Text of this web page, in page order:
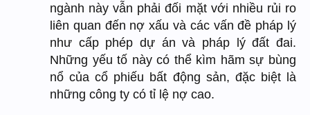
ngành này vẫn phải đối mặt với nhiều rủi ro
liên quan đến nợ xấu và các vấn đề pháp lý
như cấp phép dự án và pháp lý đất đai.
Những yếu tố này có thể kìm hãm sự bùng
nổ của cổ phiếu bất động sản, đặc biệt là
những công ty có tỉ lệ nợ cao.